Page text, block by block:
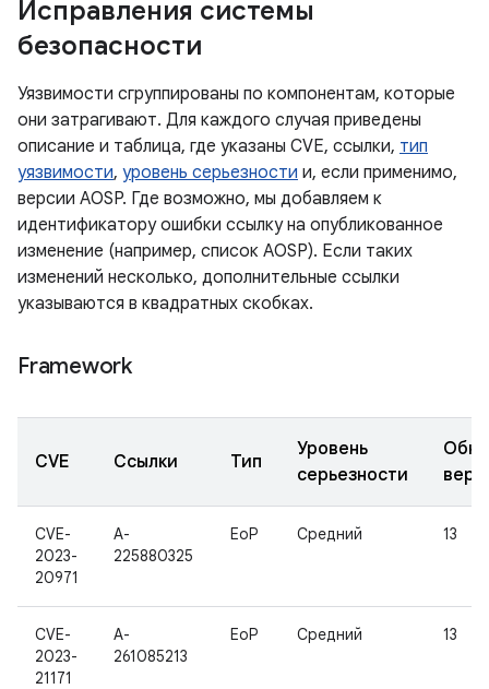
Исправления системы
безопасности
Уязвимости сгруппированы по компонентам, которые
они затрагивают. Для каждого случая приведены
описание и таблица, где указаны CVE, ссылки, тип
уязвимости, уровень серьезности и, если применимо,
версии AOSP. Где возможно, мы добавляем к
идентификатору ошибки ссылку на опубликованное
изменение (например, список AOSP). Если таких
изменений несколько, дополнительные ссылки
указываются в квадратных скобках.
Framework
CVE Ссылки Тип
Уровень
серьезности
CVE-
2023-
20971
A-
225880325
EoP Средний 13
CVE-
2023-
21171
A-
261085213
EoP Средний 13